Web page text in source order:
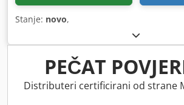
Stanje: novo,
PEČAT
Distributeri certificirani od strane